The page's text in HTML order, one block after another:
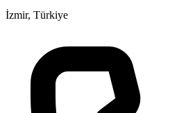
İzmir, Türkiye